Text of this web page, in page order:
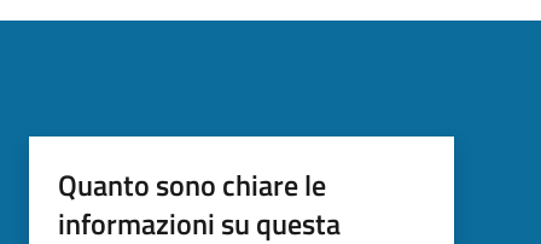
Quanto sono chiare le
informazioni su questa